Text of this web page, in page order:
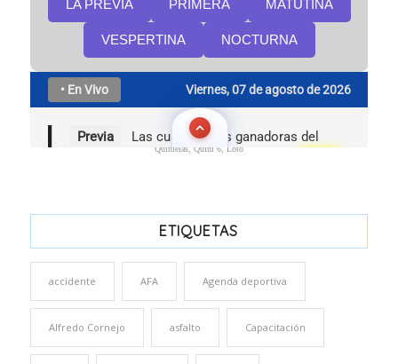
Quinielas, Quini 6, Loto
ETIQUETAS
accidente AFA Agenda deportiva
Alfredo Cornejo asfalto Capacitación